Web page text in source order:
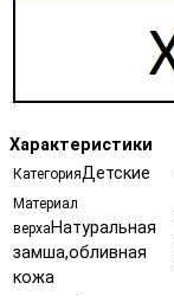
Характеристики
КатегорияДетские
Материал
верха Натуральная
замша,обливная
кожа